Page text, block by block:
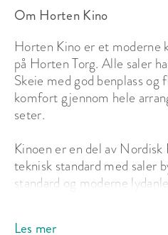
Om Horten Kino
Horten Kino er et moderne
på Horten Torg. Alle saler
Skeie med god benplass og
komfort gjennom hele
seter.
Kinoen er en del av
teknisk standard med saler
standard og moderne
Les mer